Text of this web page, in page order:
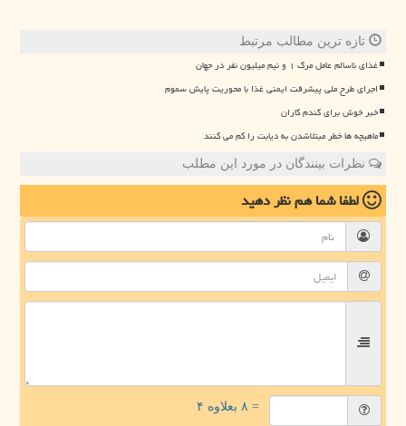
تازه ترین مطالب مرتبط
غذای ناسالم عامل مرگ ۱ و نیم میلیون نفر در جهان
اجرای طرح ملی پیشرفت ایمنی غذا با محوریت پایش سموم
خبر خوش برای گندم کاران
ماهیچه ها خطر مبتلاشدن به دیابت را کم می کنند
نظرات بینندگان در مورد این مطلب
لطفا شما همنظر دهید
= ۸ بعلاوه ۴